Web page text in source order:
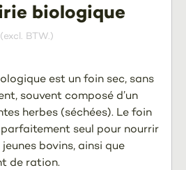
biologique
BTW.)
est un foin sec, sans
souvent composé d’un
herbes (séchées). Le foin
seul pour nourrir
bovins, ainsi que
de ration.